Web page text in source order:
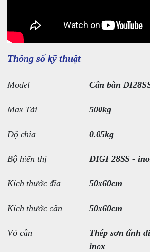
Thông số kỹ thuật
Model Cân bàn
Max Tải 500kg
Độ chia 0.05kg
Bộ hiển thị DIGI 28SS -
Kích thước đĩa 50x60cm
Kích thước cân 50x60cm
Vỏ cân
Thép sơn tĩnh
inox